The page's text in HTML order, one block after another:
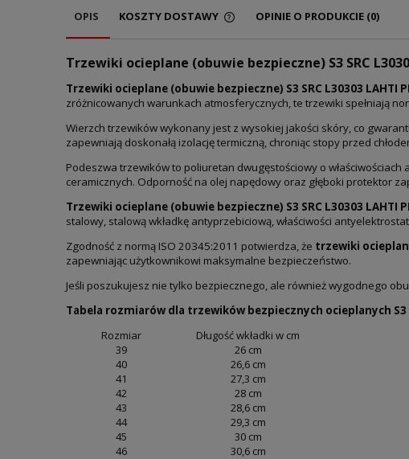
OPIS KOSZTY DOSTAWY OPINIE O PRODUKCIE (0)
Trzewiki ocieplane (obuwie bezpieczne) S3 SRC
Trzewiki ocieplane (obuwie bezpieczne) S3 SRC L30303 LAHTI
zróżnicowanych warunkach atmosferycznych, te trzewiki spełniają
Wierzch trzewików wykonany jest z wysokiej jakości skóry, co
zapewniają doskonałą izolację termiczną, chroniąc stopy przed
Podeszwa trzewików to poliuretan dwugęstościowy o
ceramicznych. Odporność na olej napędowy oraz głęboki protektor
Trzewiki ocieplane (obuwie bezpieczne) S3 SRC L30303 LAHTI
stalowy, stalową wkładkę antyprzebiciową, właściwości
Zgodność z normą ISO 20345:2011 potwierdza, że trzewiki
zapewniając użytkownikowi maksymalne bezpieczeństwo.
Jeśli poszukujesz nie tylko bezpiecznego, ale również wygodnego
Tabela rozmiarów dla trzewików bezpiecznych ocieplanych S3
Rozmiar
Długość wkładki w cm
39
26 cm
40
26,6 cm
41
27,3 cm
42
28 cm
43
28,6 cm
44
29,3 cm
45
30 cm
46
30,6 cm